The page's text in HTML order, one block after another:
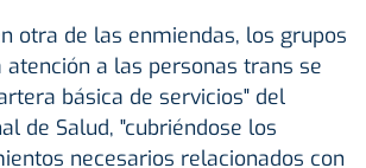
otra de las enmiendas, los grupos
a las personas trans se
básica de servicios" del
de Salud, "cubriéndose los
necesarios relacionados con